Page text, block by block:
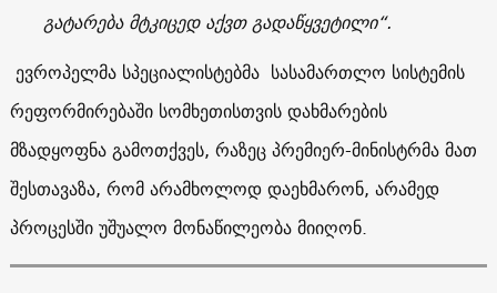
გატარება მტკიცედ აქვთ გადაწყვეტილი“.
ევროპელმა სპეციალისტებმა სასამართლო სისტემის
რეფორმირებაში სომხეთისთვის დახმარების
მზადყოფნა გამოთქვეს, რაზეც პრემიერ-მინისტრმა მათ
შესთავაზა, რომ არამხოლოდ დაეხმარონ, არამედ
პროცესში უშუალო მონაწილეობა მიიღონ.